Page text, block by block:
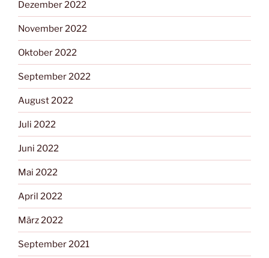
Dezember 2022
November 2022
Oktober 2022
September 2022
August 2022
Juli 2022
Juni 2022
Mai 2022
April 2022
März 2022
September 2021